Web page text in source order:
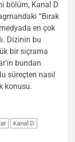
bölüm, Kanal D
“Bırak
en çok
Dizinin bu
bir sıçrama
bundan
süreçten nasıl
konusu.
Kanal D